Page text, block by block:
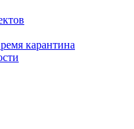
карантина